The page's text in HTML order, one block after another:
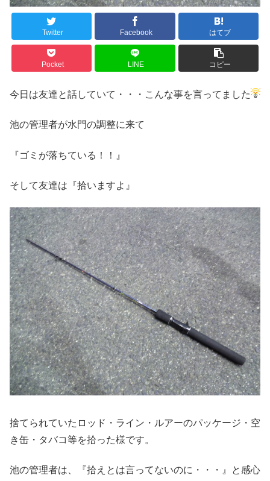
Twitter Facebook はてブ
Pocket LINE コピー
今日は友達と話していて・・・こんな事を言ってました
池の管理者が水門の調整に来て
『ゴミが落ちている！！』
そして友達は『拾いますよ』
捨てられていたロッド・ライン・ルアーのパッケージ・空
き缶・タバコ等を拾った様です。
池の管理者は、『拾えとは言ってないのに・・・』と感心